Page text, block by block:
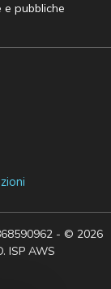
pubbliche
- © 2026
ISP AWS